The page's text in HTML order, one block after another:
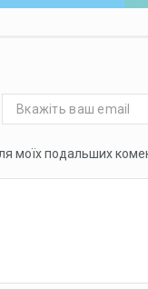
моїх подальших